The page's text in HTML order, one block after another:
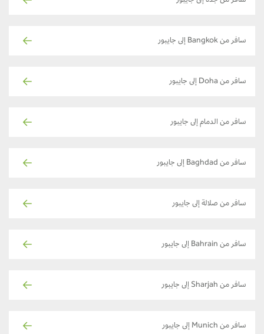
سافر من Bangkok إلى جايبور
سافر من Doha إلى جايبور
سافر من الدمام إلى جايبور
سافر من Baghdad إلى جايبور
سافر من صلالة إلى جايبور
سافر من Bahrain إلى جايبور
سافر من Sharjah إلى جايبور
سافر من Munich إلى جايبور